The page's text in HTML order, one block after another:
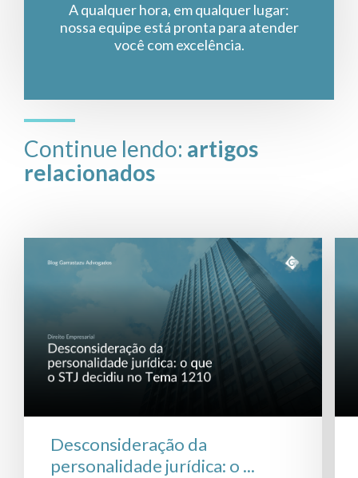
A qualquer hora, em qualquer lugar:
nossa equipe está pronta para atender
você com excelência.
Continue lendo: artigos
relacionados
Desconsideração da
personalidade jurídica: o ...